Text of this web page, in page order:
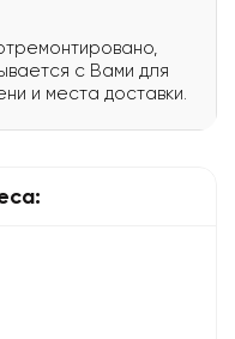
с Вами для
и места доставки.